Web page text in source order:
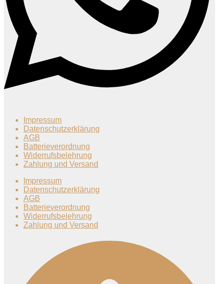
Impressum
Datenschutzerklärung
AGB
Batterieverordnung
Widerrufsbelehrung
Zahlung und Versand
Impressum
Datenschutzerklärung
AGB
Batterieverordnung
Widerrufsbelehrung
Zahlung und Versand